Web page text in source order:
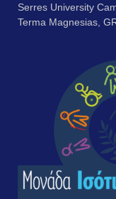
Serres University
Terma Magnesias,